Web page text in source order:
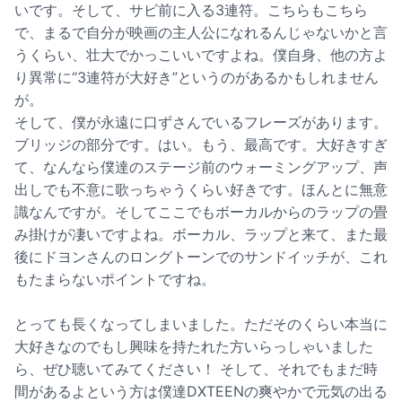
いです。そして、サビ前に入る3連符。こちらもこちら
で、まるで自分が映画の主人公になれるんじゃないかと言
うくらい、壮大でかっこいいですよね。僕自身、他の方よ
り異常に“3連符が大好き”というのがあるかもしれません
が。
そして、僕が永遠に口ずさんでいるフレーズがあります。
ブリッジの部分です。はい。もう、最高です。大好きすぎ
て、なんなら僕達のステージ前のウォーミングアップ、声
出しでも不意に歌っちゃうくらい好きです。ほんとに無意
識なんですが。そしてここでもボーカルからのラップの畳
み掛けが凄いですよね。ボーカル、ラップと来て、また最
後にドヨンさんのロングトーンでのサンドイッチが、これ
もたまらないポイントですね。
とっても長くなってしまいました。ただそのくらい本当に
大好きなのでもし興味を持たれた方いらっしゃいました
ら、ぜひ聴いてみてください！ そして、それでもまだ時
間があるよという方は僕達DXTEENの爽やかで元気の出る